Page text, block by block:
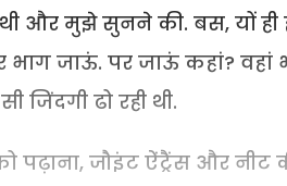
मुझे सुनने की. बस, यों ही
जाऊं. पर जाऊं कहां? वहां
ढो रही थी.
जौइंट ऐंट्रैंस और नीट